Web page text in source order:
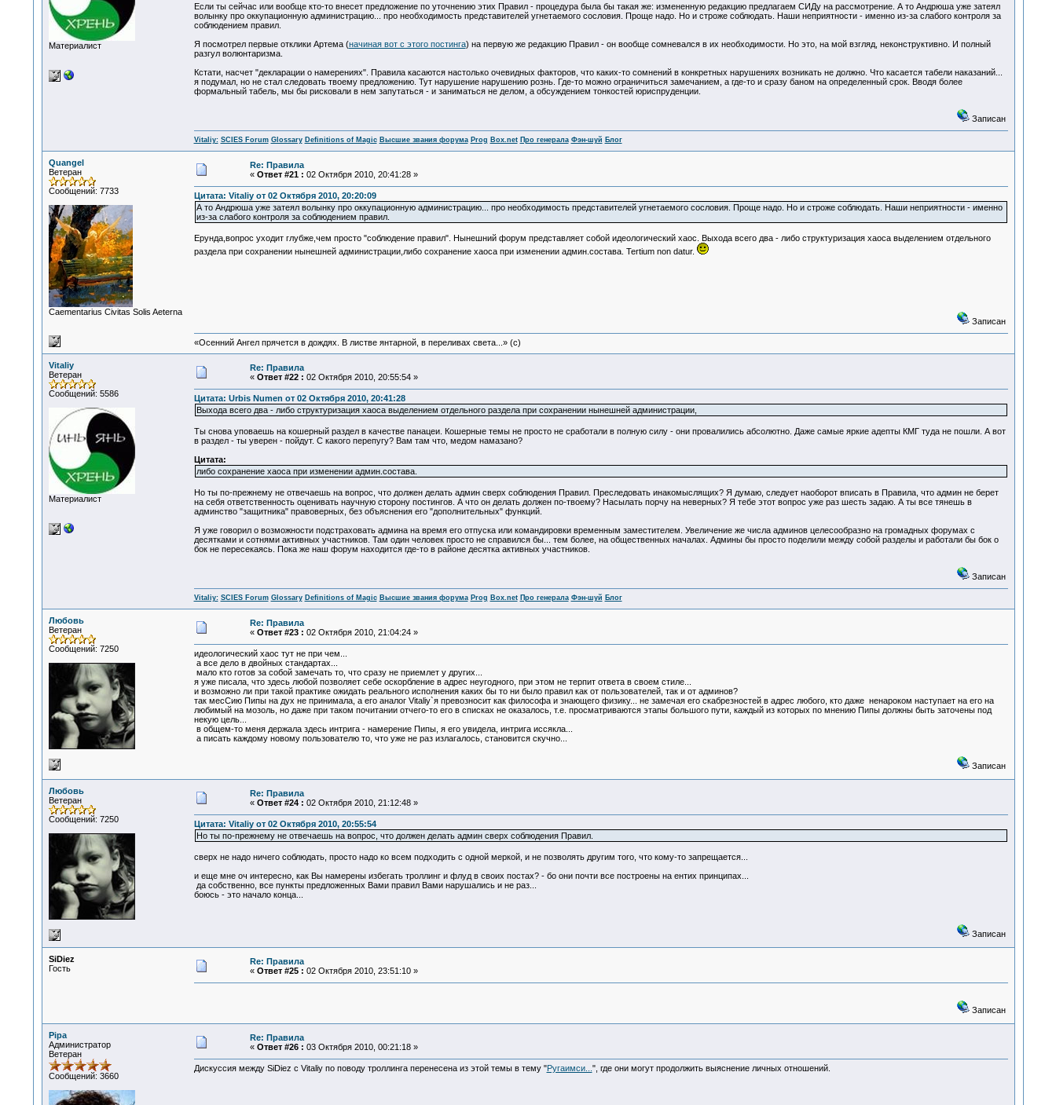
Материалист
Если ты сейчас или вообще кто-то внесет предложение по уточнению этих Правил - процедура была бы такая же: измененную редакцию предлагаем СИДу на рассмотрение. А то Андрюша уже затеял
волынку про оккупационную администрацию... про необходимость представителей угнетаемого сословия. Проще надо. Но и строже соблюдать. Наши неприятности - именно из-за слабого контроля за
соблюдением правил.
Я посмотрел первые отклики Артема (начиная вот с этого постинга) на первую же редакцию Правил - он вообще сомневался в их необходимости. Но это, на мой взгляд, неконструктивно. И полный
разгул волюнтаризма.
Кстати, насчет "декларации о намерениях". Правила касаются настолько очевидных факторов, что каких-то сомнений в конкретных нарушениях возникать не должно. Что касается табели наказаний...
я подумал, но не стал следовать твоему предложению. Тут нарушение нарушению рознь. Где-то можно ограничиться замечанием, а где-то и сразу баном на определенный срок. Вводя более
формальный табель, мы бы рисковали в нем запутаться - и заниматься не делом, а обсуждением тонкостей юриспруденции.
Записан
Vitaliy: SCIES Forum Glossary Definitions of Magic Высшие звания форума Prog Box.net Про генерала Фэн-шуй Блог
Quangel
Ветеран
Сообщений: 7733
Сaementarius Civitas Solis Aeterna
Re: Правила
« Ответ #21 : 02 Октября 2010, 20:41:28 »
Цитата: Vitaliy от 02 Октября 2010, 20:20:09
А то Андрюша уже затеял волынку про оккупационную администрацию... про необходимость представителей угнетаемого сословия. Проще надо. Но и строже соблюдать. Наши неприятности - именно
из-за слабого контроля за соблюдением правил.
Ерунда,вопрос уходит глубже,чем просто "соблюдение правил". Нынешний форум представляет собой идеологический хаос. Выхода всего два - либо структуризация хаоса выделением отдельного
раздела при сохранении нынешней администрации,либо сохранение хаоса при изменении админ.состава. Tertium non datur.
Записан
«Осенний Ангел прячется в дождях. В листве янтарной, в переливах света...» (c)
Vitaliy
Ветеран
Сообщений: 5586
Материалист
Re: Правила
« Ответ #22 : 02 Октября 2010, 20:55:54 »
Цитата: Urbis Numen от 02 Октября 2010, 20:41:28
Выхода всего два - либо структуризация хаоса выделением отдельного раздела при сохранении нынешней администрации,
Ты снова уповаешь на кошерный раздел в качестве панацеи. Кошерные темы не просто не сработали в полную силу - они провалились абсолютно. Даже самые яркие адепты КМГ туда не пошли. А вот
в раздел - ты уверен - пойдут. С какого перепугу? Вам там что, медом намазано?
Цитата:
либо сохранение хаоса при изменении админ.состава.
Но ты по-прежнему не отвечаешь на вопрос, что должен делать админ сверх соблюдения Правил. Преследовать инакомыслящих? Я думаю, следует наоборот вписать в Правила, что админ не берет
на себя ответственность оценивать научную сторону постингов. А что он делать должен по-твоему? Насылать порчу на неверных? Я тебе этот вопрос уже раз шесть задаю. А ты все тянешь в
админство "защитника" правоверных, без объяснения его "дополнительных" функций.
Я уже говорил о возможности подстраховать админа на время его отпуска или командировки временным заместителем. Увеличение же числа админов целесообразно на громадных форумах с
десятками и сотнями активных участников. Там один человек просто не справился бы... тем более, на общественных началах. Админы бы просто поделили между собой разделы и работали бы бок о
бок не пересекаясь. Пока же наш форум находится где-то в районе десятка активных участников.
Записан
Vitaliy: SCIES Forum Glossary Definitions of Magic Высшие звания форума Prog Box.net Про генерала Фэн-шуй Блог
Любовь
Ветеран
Сообщений: 7250
Re: Правила
« Ответ #23 : 02 Октября 2010, 21:04:24 »
идеологический хаос тут не при чем...
а все дело в двойных стандартах...
мало кто готов за собой замечать то, что сразу не приемлет у других...
я уже писала, что здесь любой позволяет себе оскорбление в адрес неугодного, при этом не терпит ответа в своем стиле...
и возможно ли при такой практике ожидать реального исполнения каких бы то ни было правил как от пользователей, так и от админов?
так месСию Пипы на дух не принимала, а его аналог Vitaliy`я превозносит как философа и знающего физику... не замечая его скабрезностей в адрес любого, кто даже ненароком наступает на его на
любимый на мозоль, но даже при таком почитании отчего-то его в списках не оказалось, т.е. просматриваются этапы большого пути, каждый из которых по мнению Пипы должны быть заточены под
некую цель...
в общем-то меня держала здесь интрига - намерение Пипы, я его увидела, интрига иссякла...
а писать каждому новому пользователю то, что уже не раз излагалось, становится скучно...
Записан
Любовь
Ветеран
Сообщений: 7250
Re: Правила
« Ответ #24 : 02 Октября 2010, 21:12:48 »
Цитата: Vitaliy от 02 Октября 2010, 20:55:54
Но ты по-прежнему не отвечаешь на вопрос, что должен делать админ сверх соблюдения Правил.
сверх не надо ничего соблюдать, просто надо ко всем подходить с одной меркой, и не позволять другим того, что кому-то запрещается...
и еще мне оч интересно, как Вы намерены избегать троллинг и флуд в своих постах? - бо они почти все построены на ентих принципах...
да собственно, все пункты предложенных Вами правил Вами нарушались и не раз...
боюсь - это начало конца...
Записан
SiDiеz
Гость
Re: Правила
« Ответ #25 : 02 Октября 2010, 23:51:10 »
Записан
Pipa
Администратор
Ветеран
Сообщений: 3660
Re: Правила
« Ответ #26 : 03 Октября 2010, 00:21:18 »
Дискуссия между SiDiеz с Vitaliy по поводу троллинга перенесена из этой темы в тему "Ругаимси... ", где они могут продолжить выяснение личных отношений.